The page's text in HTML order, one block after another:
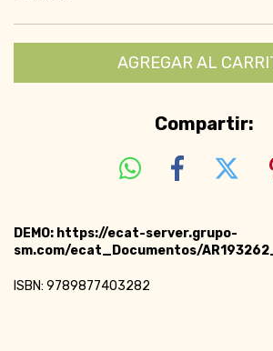
Compartir:
DEMO: https://ecat-server.grupo-
sm.com/ecat_Documentos/
ISBN: 9789877403282